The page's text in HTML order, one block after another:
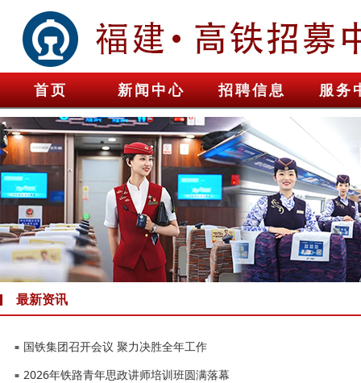
首页 新闻中心 招聘信息 服务
最新资讯
■ 国铁集团召开会议 聚力决胜全年工作
■ 2026年铁路青年思政讲师培训班圆满落幕